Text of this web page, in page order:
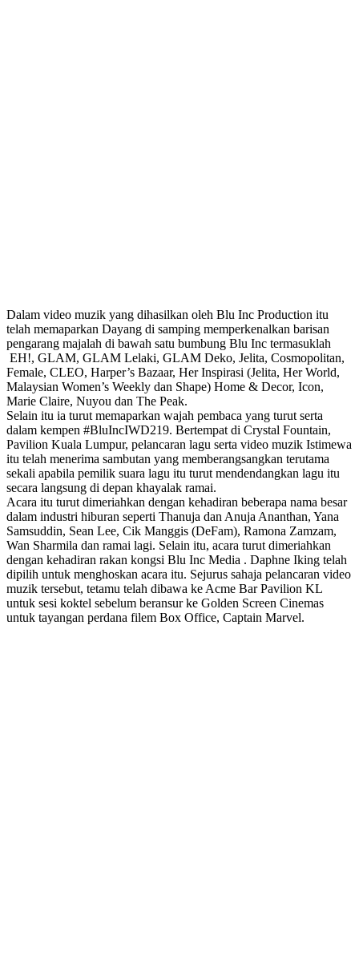
Dalam video muzik yang dihasilkan oleh Blu Inc Production itu
telah memaparkan Dayang di samping memperkenalkan barisan
pengarang majalah di bawah satu bumbung Blu Inc termasuklah
EH!, GLAM, GLAM Lelaki, GLAM Deko, Jelita, Cosmopolitan,
Female, CLEO, Harper’s Bazaar, Her Inspirasi (Jelita, Her World,
Malaysian Women’s Weekly dan Shape) Home & Decor, Icon,
Marie Claire, Nuyou dan The Peak.
Selain itu ia turut memaparkan wajah pembaca yang turut serta
dalam kempen #BluIncIWD219. Bertempat di Crystal Fountain,
Pavilion Kuala Lumpur, pelancaran lagu serta video muzik Istimewa
itu telah menerima sambutan yang memberangsangkan terutama
sekali apabila pemilik suara lagu itu turut mendendangkan lagu itu
secara langsung di depan khayalak ramai.
Acara itu turut dimeriahkan dengan kehadiran beberapa nama besar
dalam industri hiburan seperti Thanuja dan Anuja Ananthan, Yana
Samsuddin, Sean Lee, Cik Manggis (DeFam), Ramona Zamzam,
Wan Sharmila dan ramai lagi. Selain itu, acara turut dimeriahkan
dengan kehadiran rakan kongsi Blu Inc Media . Daphne Iking telah
dipilih untuk menghoskan acara itu. Sejurus sahaja pelancaran video
muzik tersebut, tetamu telah dibawa ke Acme Bar Pavilion KL
untuk sesi koktel sebelum beransur ke Golden Screen Cinemas
untuk tayangan perdana filem Box Office, Captain Marvel.